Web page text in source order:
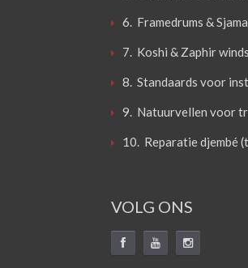
6. Framedrums &
7. Koshi & Zaphir
8. Standaards voor
9. Natuurvellen voor
10. Reparatie djembé
VOLG ONS